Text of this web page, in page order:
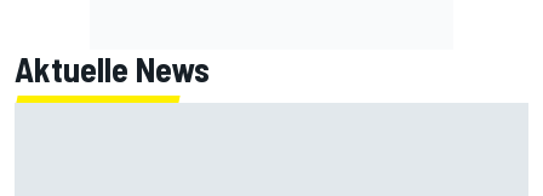
Aktuelle News